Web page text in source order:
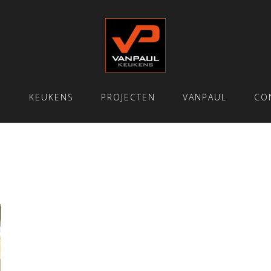
KEUKENS PROJECTEN VANPAUL